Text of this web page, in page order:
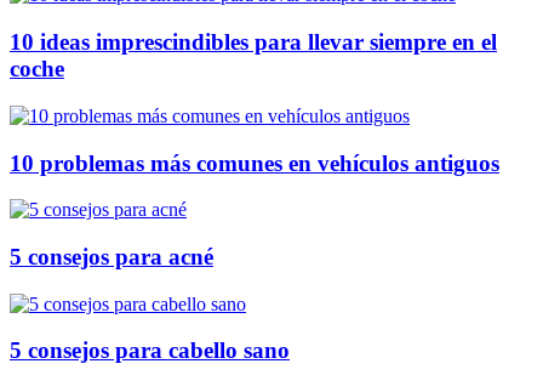
10 ideas imprescindibles para llevar siempre en el
coche
10 problemas más comunes en vehículos antiguos
5 consejos para acné
5 consejos para cabello sano